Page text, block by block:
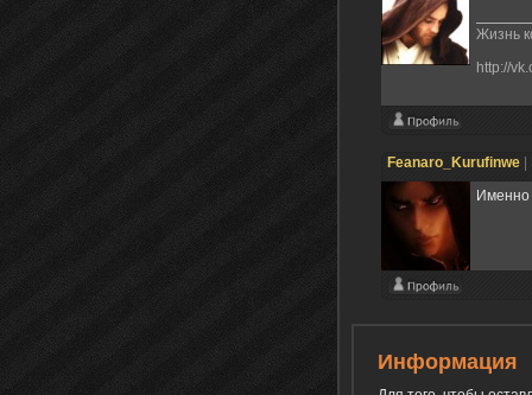
Жизнь
http://
Feanaro_Kurufinwe
Именно
Информация